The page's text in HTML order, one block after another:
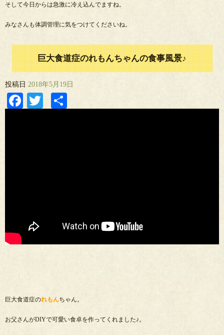
そして今日からは急激に冷え込んでますね。
みなさんも体調管理に気をつけてくださいね。
巨大食道症のれもんちゃんの食事風景♪
投稿日 2018年5月19日
Facebook
Twitter
巨大食道症のれもんちゃん。
お父さんがDIYで可愛い食卓を作ってくれました♪。